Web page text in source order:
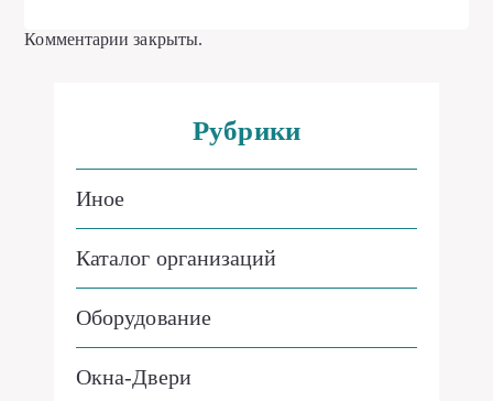
Комментарии закрыты.
Рубрики
Иное
Каталог организаций
Оборудование
Окна-Двери